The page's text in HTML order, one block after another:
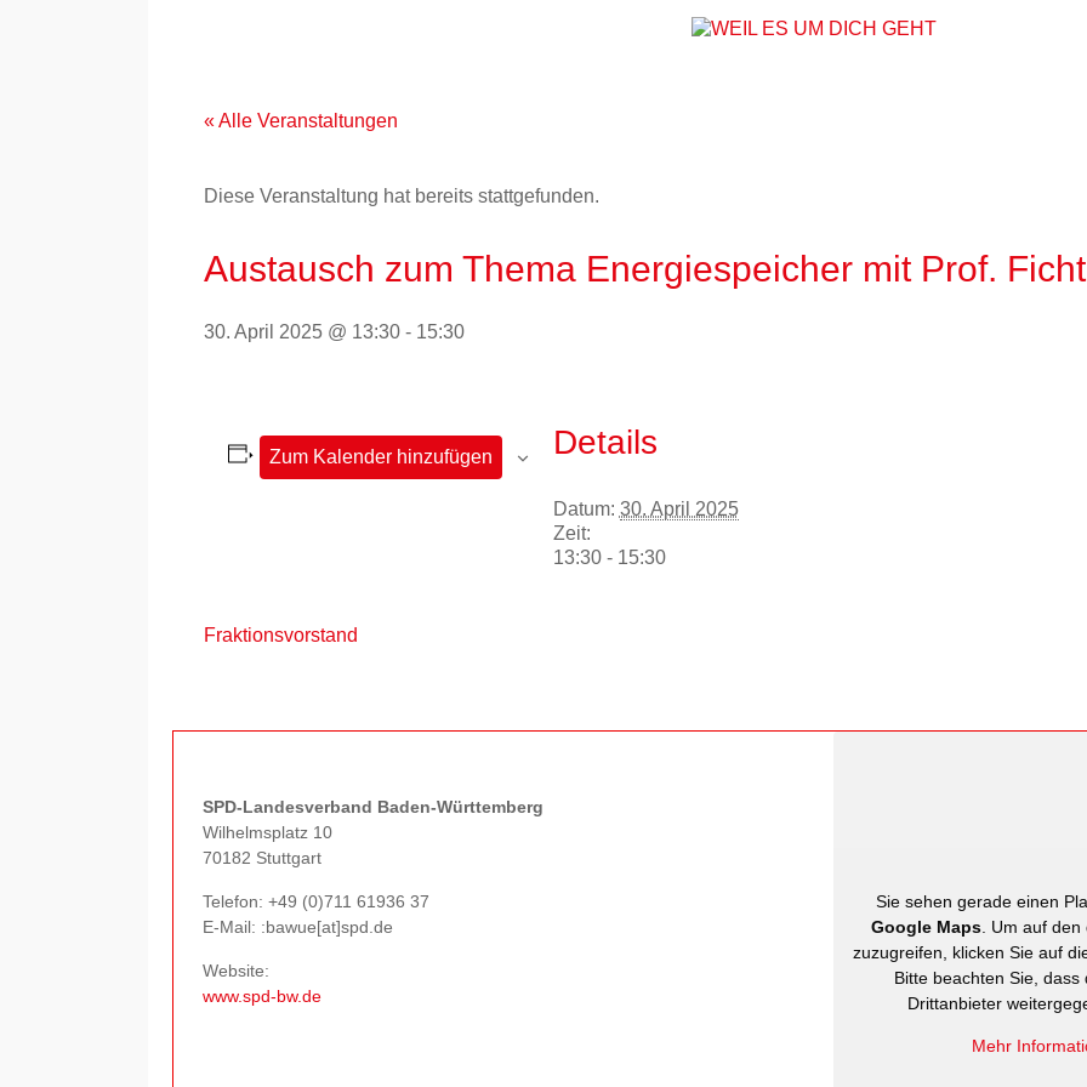
WEIL ES UM DICH
« Alle Veranstaltungen
Diese Veranstaltung hat bereits stattgefunden.
Austausch zum Thema Energiespeicher mit Prof.
30. April 2025 @ 13:30 - 15:30
Zum Kalender hinzufügen Details
Datum: 30. April 2025
Zeit:
13:30 - 15:30
Fraktionsvorstand
SPD-Landesverband Baden-Württemberg
Wilhelmsplatz 10
70182 Stuttgart
Telefon: +49 (0)711 61936 37
E-Mail: :bawue[at]spd.de
Website:
www.spd-bw.de
Sie sehen gerade einen
Google Maps. Um auf den
zuzugreifen, klicken Sie auf
Bitte beachten Sie, dass
Drittanbieter
Mehr